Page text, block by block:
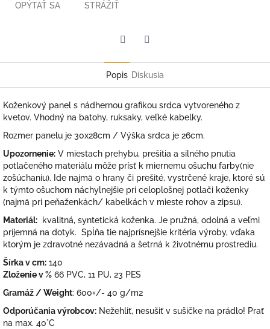
OPÝTAŤ SA STRÁŽIŤ
Popis Diskusia
Koženkový panel s nádhernou grafikou srdca vytvoreného z
kvetov. Vhodný na batohy, ruksaky, veľké kabelky.
Rozmer panelu je 30x28cm / Výška srdca je 26cm.
Upozornenie: V miestach prehybu, prešitia a silného pnutia
potlačeného materiálu môže prísť k miernemu ošuchu farby(nie
zošúchaniu). Ide najmä o hrany či prešité, vystrčené kraje, ktoré sú
k týmto ošuchom náchylnejšie pri celoplošnej potlači koženky
(najmä pri peňaženkách/ kabelkách v mieste rohov a zipsu).
Materiál: kvalitná, syntetická koženka. Je pružná, odolná a veľmi
príjemná na dotyk. Spĺňa tie najprísnejšie kritéria výroby, vďaka
ktorým je zdravotné nezávadná a šetrná k životnému prostrediu.
Šírka v cm: 140
Zloženie v % 66 PVC, 11 PU, 23 PES
Gramáž / Weight: 600+/- 40 g/m2
Odporúčania výrobcov: Nežehliť, nesušiť v sušičke na prádlo! Prať
na max. 40°C